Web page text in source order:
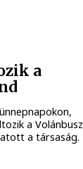
a
a Volánbusz
a társaság.